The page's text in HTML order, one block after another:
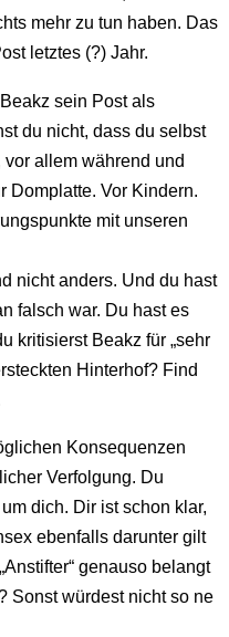
mehr zu tun haben. Das
letztes (?) Jahr.
sein Post als
du nicht, dass du selbst
allem während und
Domplatte. Vor Kindern.
mit unseren
nicht anders. Und du hast
falsch war. Du hast es
kritisierst Beakz für „sehr
Hinterhof? Find
Konsequenzen
Verfolgung. Du
dich. Dir ist schon klar,
ebenfalls darunter gilt
genauso belangt
Sonst würdest nicht so ne